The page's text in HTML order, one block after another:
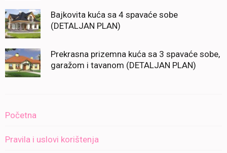
Bajkovita kuća sa 4 spavaće sobe
(DETALJAN PLAN)
Prekrasna prizemna kuća sa 3 spavaće sobe,
garažom i tavanom (DETALJAN PLAN)
Početna
Pravila i uslovi korištenja